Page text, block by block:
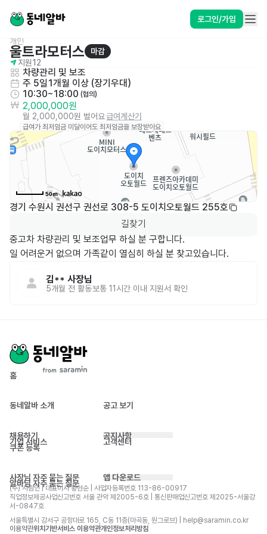
로그인/가입
개인
울트라모터스
마감
지원12
차량관리 및 보조
주 5일1개월 이상 (장기우대)
10:30~18:00 (협의)
2,000,000원
월 2,000,000원 벌어요급여계산기
급여가 최저임금 미달이어도 최저임금을 보장받아요
50m
경기 수원시 권선구 권선로 308-5 도이치오토월드 255호
길찾기
중고차 차량관리 및 보조업무 하실 분 구합니다.
김** 사장님
5개월 전 활동보통 11시간 이내 지원서 확인
홈
동네알바 소개 공고 보기
채용하기
기업 서비스
쿠폰 등록
공지사항
고객센터
사장님 자주 묻는 질문
알바님 자주 묻는 질문
앱 다운로드
(주) 사람인 | 대표이사 황현순 | 사업자등록번호 113-86-00917
직업정보제공사업신고번호 서울 관악 제2005-6호 | 통신판매업신고번호 제2025-서울강
서-0847호
서울특별시 강서구 공항대로 165, C동 11층(마곡동, 원그로브) | help@saramin.co.kr
이용약관위치기반서비스 이용약관개인정보처리방침